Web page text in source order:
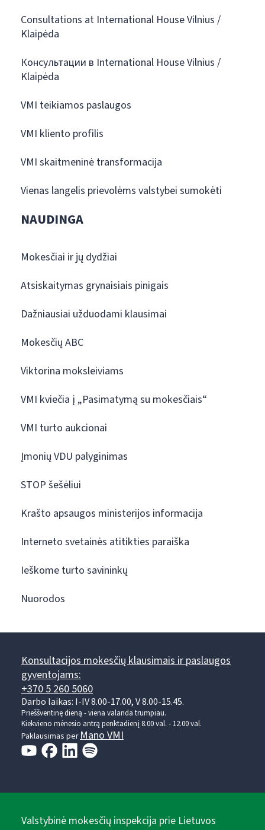
Consultations at International House Vilnius /
Klaipėda
Консультации в International House Vilnius /
Klaipėda
VMI teikiamos paslaugos
VMI kliento profilis
VMI skaitmeninė transformacija
Vienas langelis prievolėms valstybei sumokėti
NAUDINGA
Mokesčiai ir jų dydžiai
Atsiskaitymas grynaisiais pinigais
Dažniausiai užduodami klausimai
Mokesčių ABC
Viktorina moksleiviams
VMI kviečia į „Pasimatymą su mokesčiais“
VMI turto aukcionai
Įmonių VDU palyginimas
STOP šešėliui
Krašto apsaugos ministerijos informacija
Interneto svetainės atitikties paraiška
Ieškome turto savininkų
Nuorodos
Konsultacijos mokesčių klausimais ir paslaugos
gyventojams:
+370 5 260 5060
Darbo laikas: I-IV 8.00-17.00, V 8.00-15.45.
Prieššventinę dieną - viena valanda trumpiau.
Kiekvieno mėnesio antrą penktadienį 8.00 val. - 12.00 val.
Paklausimas perMano VMI
Valstybinė mokesčių inspekcija prie Lietuvos